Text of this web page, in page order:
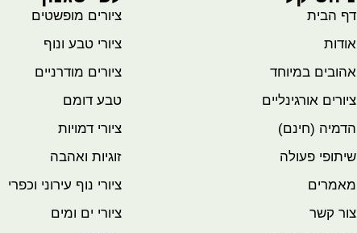
דף הבית
אודות
אהובים במיוחד
ציורים אורגינליים
הדמיה (חינם)
שיתופי פעולה
מאמרים
צור קשר
ציורים מופשטים
ציורי טבע ונוף
ציורים מודרניים
טבע דומם
ציורי דמויות
זוגיות ואהבה
ציורי נוף עירוני וכפרי
ציורי ים ומים